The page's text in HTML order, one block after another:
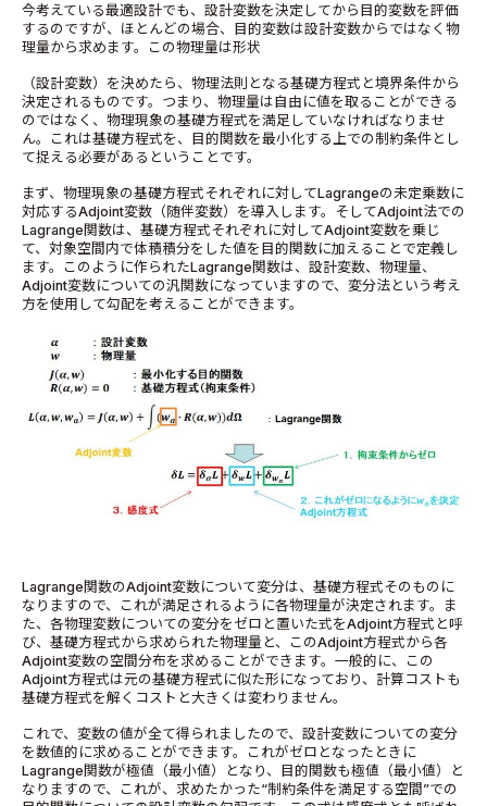
今考えている最適設計でも、設計変数を決定してから目的変数を評価
するのですが、ほとんどの場合、目的変数は設計変数からではなく物
理量から求めます。この物理量は形状
（設計変数）を決めたら、物理法則となる基礎方程式と境界条件から
決定されるものです。つまり、物理量は自由に値を取ることができる
のではなく、物理現象の基礎方程式を満足していなければなりませ
ん。これは基礎方程式を、目的関数を最小化する上での制約条件とし
て捉える必要があるということです。
まず、物理現象の基礎方程式それぞれに対してLagrangeの未定乗数に
対応するAdjoint変数（随伴変数）を導入します。そしてAdjoint法での
Lagrange関数は、基礎方程式それぞれに対してAdjoint変数を乗じ
て、対象空間内で体積積分をした値を目的関数に加えることで定義し
ます。このように作られたLagrange関数は、設計変数、物理量、
Adjoint変数についての汎関数になっていますので、変分法という考え
方を使用して勾配を考えることができます。
Lagrange関数のAdjoint変数について変分は、基礎方程式そのものに
なりますので、これが満足されるように各物理量が決定されます。ま
た、各物理変数についての変分をゼロと置いた式をAdjoint方程式と呼
び、基礎方程式から求められた物理量と、このAdjoint方程式から各
Adjoint変数の空間分布を求めることができます。一般的に、この
Adjoint方程式は元の基礎方程式に似た形になっており、計算コストも
基礎方程式を解くコストと大きくは変わりません。
これで、変数の値が全て得られましたので、設計変数についての変分
を数値的に求めることができます。これがゼロとなったときに
Lagrange関数が極値（最小値）となり、目的関数も極値（最小値）と
なりますので、これが、求めたかった“制約条件を満足する空間”での